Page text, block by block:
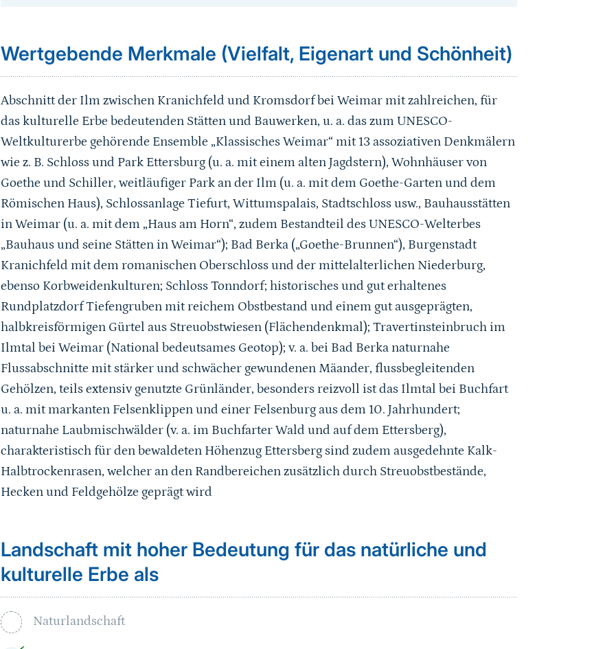
Wertgebende Merkmale (Vielfalt, Eigenart und Schönheit)
Abschnitt der Ilm zwischen Kranichfeld und Kromsdorf bei Weimar mit zahlreichen, für
das kulturelle Erbe bedeutenden Stätten und Bauwerken, u. a. das zum UNESCO-
Weltkulturerbe gehörende Ensemble „Klassisches Weimar“ mit 13 assoziativen Denkmälern
wie z. B. Schloss und Park Ettersburg (u. a. mit einem alten Jagdstern), Wohnhäuser von
Goethe und Schiller, weitläufigerPark an der Ilm (u. a. mit dem Goethe-Garten und dem
Römischen Haus), Schlossanlage Tiefurt, Wittumspalais, Stadtschloss usw., Bauhausstätten
in Weimar (u. a. mit dem „Haus am Horn“, zudem Bestandteil des UNESCO-Welterbes
„Bauhaus und seine Stätten in Weimar“); Bad Berka („Goethe-Brunnen“), Burgenstadt
Kranichfeld mit dem romanischen Oberschloss und der mittelalterlichen Niederburg,
ebenso Korbweidenkulturen; Schloss Tonndorf; historisches und gut erhaltenes
Rundplatzdorf Tiefengruben mit reichem Obstbestand und einem gut ausgeprägten,
halbkreisförmigen Gürtel aus Streuobstwiesen (Flächendenkmal); Travertinsteinbruch im
Ilmtal bei Weimar (National bedeutsames Geotop); v. a. bei Bad Berka naturnahe
Flussabschnitte mit stärker und schwächer gewundenen Mäander, flussbegleitenden
Gehölzen, teils extensiv genutzte Grünländer, besonders reizvoll ist das Ilmtal bei Buchfart
u. a. mit markanten Felsenklippen und einer Felsenburg aus dem 10. Jahrhundert;
naturnahe Laubmischwälder (v. a. im Buchfarter Wald und auf dem Ettersberg),
charakteristisch für den bewaldeten Höhenzug Ettersberg sind zudem ausgedehnte Kalk-
Halbtrockenrasen, welcher an den Randbereichen zusätzlich durch Streuobstbestände,
Hecken und Feldgehölze geprägt wird
Landschaft mit hoher Bedeutung für das natürliche und
kulturelle Erbe als
Naturlandschaft